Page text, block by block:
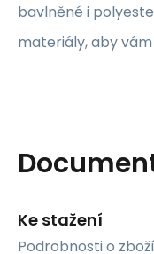
bavlněné i
materiály, aby
Ke stažení
Podrobnosti o zboží